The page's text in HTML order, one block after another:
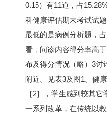
0.15）有11道，占
科健康评估期末考试试
最低的是病例分析题，
看，问诊内容得分率高
布及得分情况（略）3讨
附近。见表3及图1。健
［2］，学生感到较其
一系列改革，在传统以